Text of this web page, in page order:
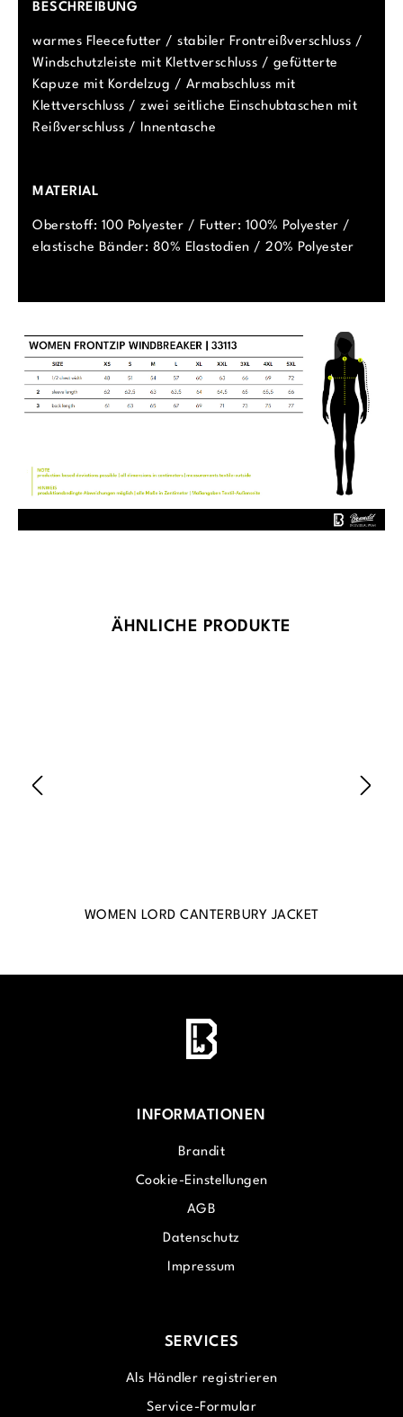
BESCHREIBUNG
warmes Fleecefutter / stabiler Frontreißverschluss /
Windschutzleiste mit Klettverschluss / gefütterte
Kapuze mit Kordelzug / Armabschluss mit
Klettverschluss / zwei seitliche Einschubtaschen mit
Reißverschluss / Innentasche
MATERIAL
Oberstoff: 100 Polyester / Futter: 100% Polyester /
elastische Bänder: 80% Elastodien / 20% Polyester
Produktgalerie überspringen
ÄHNLICHE PRODUKTE
WOMEN LORD CANTERBURY JACKET
INFORMATIONEN
Brandit
Cookie-Einstellungen
AGB
Datenschutz
Impressum
SERVICES
Als Händler registrieren
Service-Formular